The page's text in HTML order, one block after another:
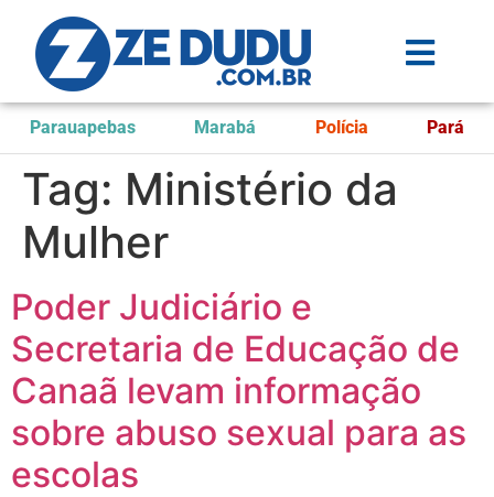
Parauapebas Marabá Polícia Pará
Tag: Ministério da
Mulher
Poder Judiciário e
Secretaria de Educação de
Canaã levam informação
sobre abuso sexual para as
escolas